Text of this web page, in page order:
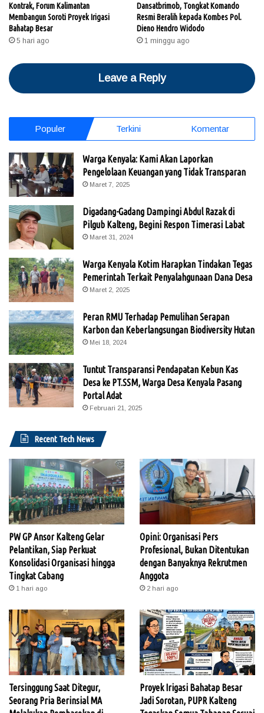
Kontrak, Forum Kalimantan
Membangun Soroti Proyek Irigasi
Bahatap Besar
5 hari ago
Dansatbrimob, Tongkat Komando
Resmi Beralih kepada Kombes Pol.
Dieno Hendro Widodo
1 minggu ago
Leave a Reply
Populer Terkini Komentar
Warga Kenyala: Kami Akan Laporkan
Pengelolaan Keuangan yang Tidak Transparan
Maret 7, 2025
Digadang-Gadang Dampingi Abdul Razak di
Pilgub Kalteng, Begini Respon Timerasi Labat
Maret 31, 2024
Warga Kenyala Kotim Harapkan Tindakan Tegas
Pemerintah Terkait Penyalahgunaan Dana Desa
Maret 2, 2025
Peran RMU Terhadap Pemulihan Serapan
Karbon dan Keberlangsungan Biodiversity Hutan
Mei 18, 2024
Tuntut Transparansi Pendapatan Kebun Kas
Desa ke PT.SSM, Warga Desa Kenyala Pasang
Portal Adat
Februari 21, 2025
Recent Tech News
PW GP Ansor Kalteng Gelar
Pelantikan, Siap Perkuat
Konsolidasi Organisasi hingga
Tingkat Cabang
1 hari ago
Opini: Organisasi Pers
Profesional, Bukan Ditentukan
dengan Banyaknya Rekrutmen
Anggota
2 hari ago
Tersinggung Saat Ditegur,
Seorang Pria Berinsial MA
Proyek Irigasi Bahatap Besar
Jadi Sorotan, PUPR Kalteng